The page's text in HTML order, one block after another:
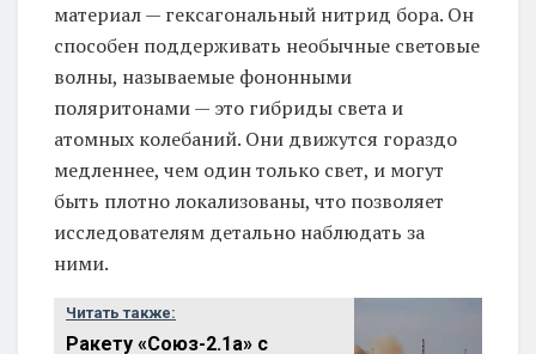
материал — гексагональный нитрид бора. Он
способен поддерживать необычные световые
волны, называемые фононными
поляритонами — это гибриды света и
атомных колебаний. Они движутся гораздо
медленнее, чем один только свет, и могут
быть плотно локализованы, что позволяет
исследователям детально наблюдать за
ними.
Читать также:
Ракету «Союз-2.1а» с